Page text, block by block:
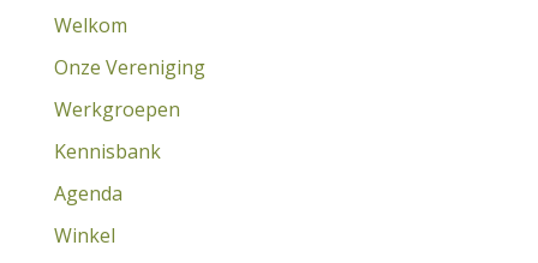
Welkom
Onze Vereniging
Werkgroepen
Kennisbank
Agenda
Winkel